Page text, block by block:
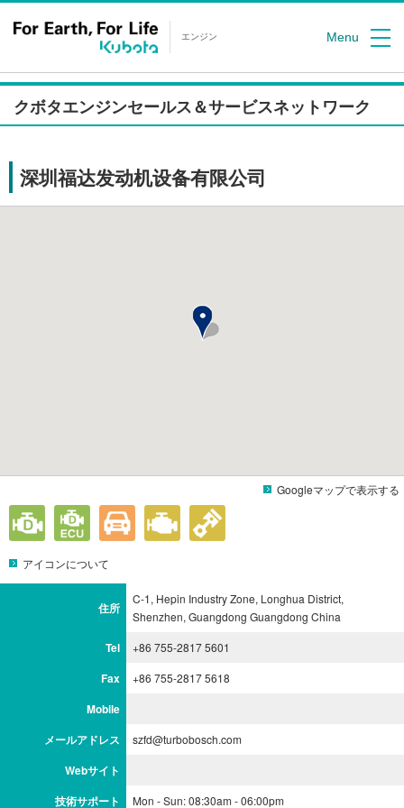
エンジン Menu
クボタエンジンセールス＆サービスネットワーク
深圳福达发动机设备有限公司
Googleマップで表示する
アイコンについて
住所
C-1, Hepin Industry Zone, Longhua District,
Shenzhen, Guangdong Guangdong China
Tel +86 755-2817 5601
Fax +86 755-2817 5618
Mobile
メールアドレス
szfd@turbobosch.com
Webサイト
技術サポート
Mon - Sun: 08:30am - 06:00pm